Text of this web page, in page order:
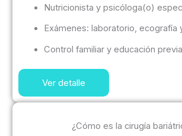
Nutricionista y psicóloga(o)
Exámenes: laboratorio, ecografía
Control familiar y educación
Ver detalle
¿Cómo es la cirugía